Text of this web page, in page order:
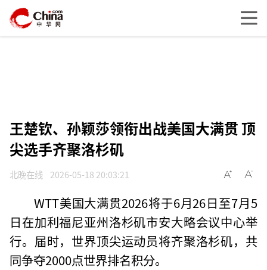
王楚钦、孙颖莎领衔出战美国大满贯 顶
尖选手齐聚洛杉矶
北晚在线 2026-05-18 20:03:21
WTT美国大满贯2026将于6月26日至7月5
日在加利福尼亚州洛杉矶市安大略会议中心举
行。届时，世界顶尖运动员将齐聚洛杉矶，共
同争夺2000点世界排名积分。